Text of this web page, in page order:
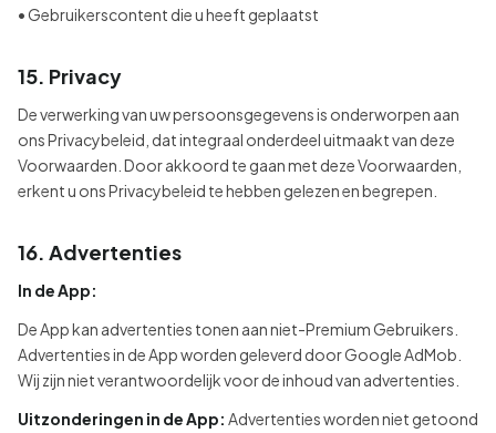
• Gebruikerscontent die u heeft geplaatst
15. Privacy
De verwerking van uw persoonsgegevens is onderworpen aan
ons Privacybeleid, dat integraal onderdeel uitmaakt van deze
Voorwaarden. Door akkoord te gaan met deze Voorwaarden,
erkent u ons Privacybeleid te hebben gelezen en begrepen.
16. Advertenties
In de App:
De App kan advertenties tonen aan niet-Premium Gebruikers.
Advertenties in de App worden geleverd door Google AdMob.
Wij zijn niet verantwoordelijk voor de inhoud van advertenties.
Uitzonderingen in de App: Advertenties worden niet getoond